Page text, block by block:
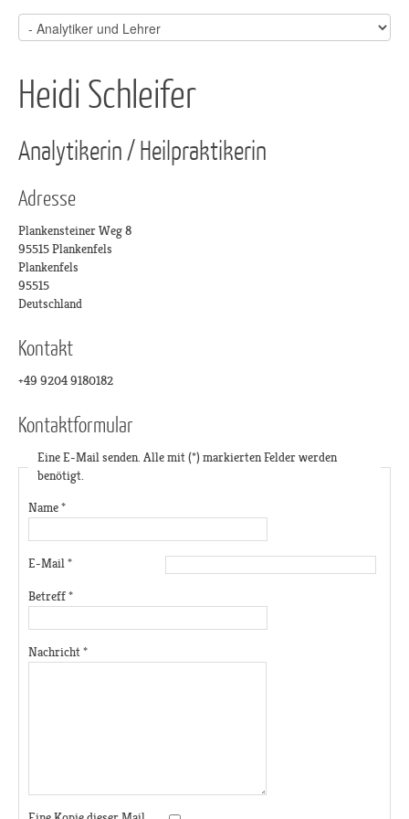
Heidi Schleifer
Analytikerin / Heilpraktikerin
Adresse
Plankensteiner Weg 8
95515 Plankenfels
Plankenfels
95515
Deutschland
Kontakt
+49 9204 9180182
Kontaktformular
Eine E-Mail senden. Alle mit (*) markierten Felder werden
benötigt.
Name*
E-Mail*
Betreff*
Nachricht*